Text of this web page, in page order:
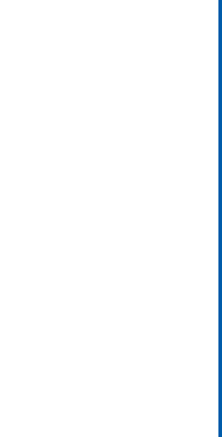
断,让“中国磨刃”